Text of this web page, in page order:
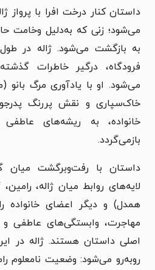
داستان کنار درخت افرا با پرواز
می‌شود؛ زنی که به‌دلیل وخامت
به بازگشت می‌شود. ژاله در
فرودگاه، درگیر خاطرات
می‌شود. او با یادآوری مرگ بانو
خاک‌سپاری و نقش پررنگ
خانواده، به ریشه‌های
بازمی‌گردد.
داستان با رفت‌وبرگشت میان
لایه‌های روابط میان ژاله،
همدل) و دیگر اعضای خانواده
مهاجرت، وابستگی‌های عاطفی
اصلی داستان هستند. ژاله در
روبه‌رو می‌شود: وضعیت نامعلوم